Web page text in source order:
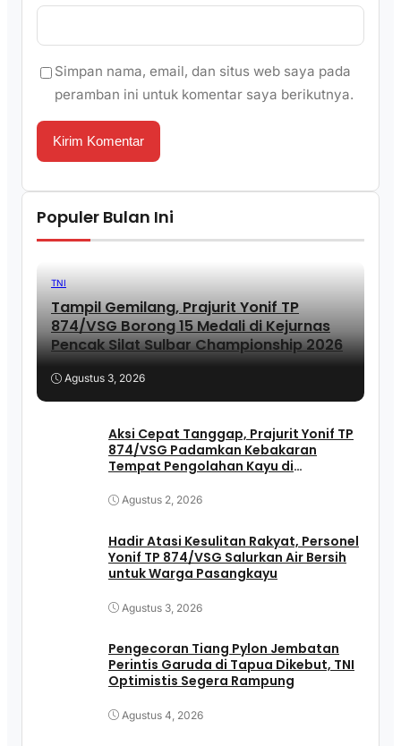
Simpan nama, email, dan situs web saya pada
peramban ini untuk komentar saya berikutnya.
Populer Bulan Ini
TNI
Tampil Gemilang, Prajurit Yonif TP
874/VSG Borong 15 Medali di Kejurnas
Pencak Silat Sulbar Championship 2026
Agustus 3, 2026
Aksi Cepat Tanggap, Prajurit Yonif TP
874/VSG Padamkan Kebakaran
Tempat Pengolahan Kayu di
Agustus 2, 2026
Hadir Atasi Kesulitan Rakyat, Personel
Yonif TP 874/VSG Salurkan Air Bersih
untuk Warga Pasangkayu
Agustus 3, 2026
Pengecoran Tiang Pylon Jembatan
Perintis Garuda di Tapua Dikebut, TNI
Optimistis Segera Rampung
Agustus 4, 2026